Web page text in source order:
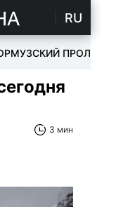
RU
ПРОЛИВ
3 мин